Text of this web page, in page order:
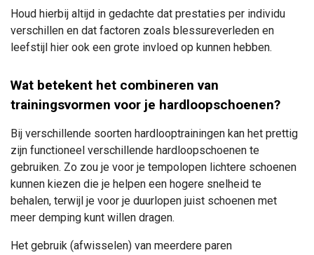
Houd hierbij altijd in gedachte dat prestaties per individu
verschillen en dat factoren zoals blessureverleden en
leefstijl hier ook een grote invloed op kunnen hebben.
Wat betekent het combineren van
trainingsvormen voor je hardloopschoenen?
Bij verschillende soorten hardlooptrainingen kan het prettig
zijn functioneel verschillende hardloopschoenen te
gebruiken. Zo zou je voor je tempolopen lichtere schoenen
kunnen kiezen die je helpen een hogere snelheid te
behalen, terwijl je voor je duurlopen juist schoenen met
meer demping kunt willen dragen.
Het gebruik (afwisselen) van meerdere paren